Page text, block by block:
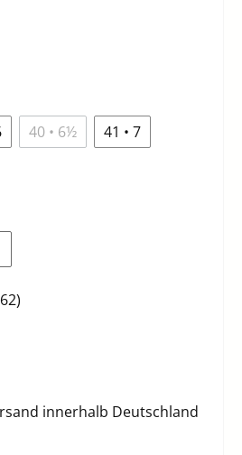
40 • 6½
41 • 7
innerhalb Deutschland